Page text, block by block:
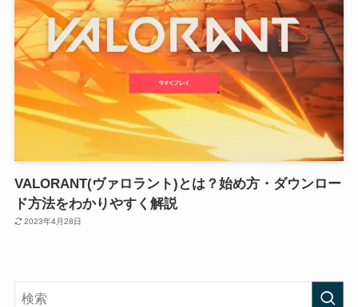
VALORANT(ヴァロラント)とは？始め方・ダウンロー
ド方法をわかりやすく解説
2023年4月28日